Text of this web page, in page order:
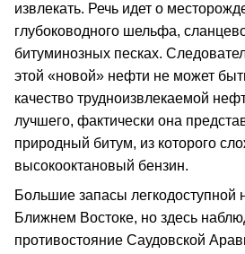
извлекать. Речь идет о
глубоководного шельфа,
битуминозных песках.
этой «новой» нефти не может
качество трудноизвлекаемой
лучшего, фактически она
природный битум, из которого
высокооктановый бензин.
Большие запасы легкодоступной
Ближнем Востоке, но здесь
противостояние Саудовской